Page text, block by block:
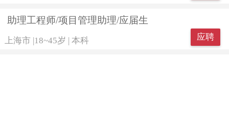
助理工程师/项目管理助理/应届生
上海市 18~45岁 本科 应聘